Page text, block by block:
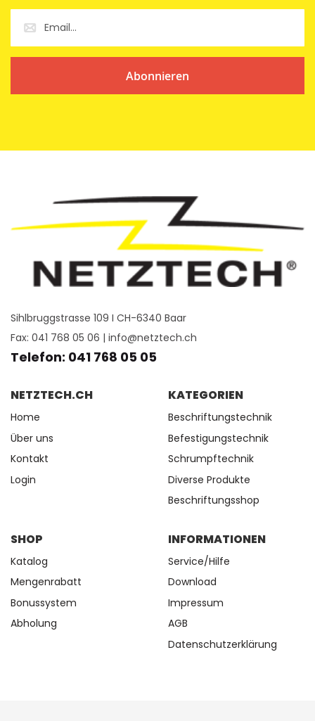
Abonnieren
Sihlbruggstrasse 109 I CH-6340 Baar
Fax: 041 768 05 06 | info@netztech.ch
Telefon: 041 768 05 05
NETZTECH.CH
Home
Über uns
Kontakt
Login
KATEGORIEN
Beschriftungstechnik
Befestigungstechnik
Schrumpftechnik
Diverse Produkte
Beschriftungsshop
SHOP
Katalog
Mengenrabatt
Bonussystem
Abholung
INFORMATIONEN
Service/Hilfe
Download
Impressum
AGB
Datenschutzerklärung